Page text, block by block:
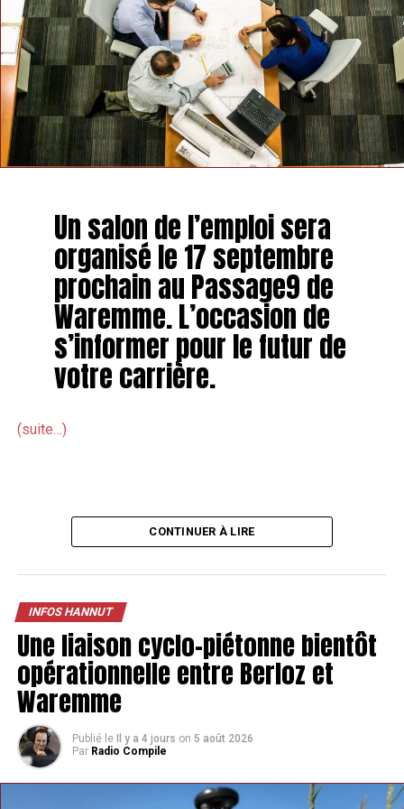
faisant un métier stressant continuellement« , nous
dévoile le créateur.
Parfois, il s’associe à des marques pour créer des pièces
uniques en éditions limitées. Il organise aussi des
événements, comme un marché de Noël en décembre
dernier. Bref: cela bouge !
Un salon de l’emploi sera
organisé le 17 septembre
prochain au Passage9 de
Waremme. L’occasion de
s’informer pour le futur de
votre carrière.
(suite…)
CONTINUER À LIRE
INFOS HANNUT
Une liaison cyclo-piétonne bientôt
opérationnelle entre Berloz et
Waremme
Publié le Il y a 4 jours on 5 août 2026
Par Radio Compile